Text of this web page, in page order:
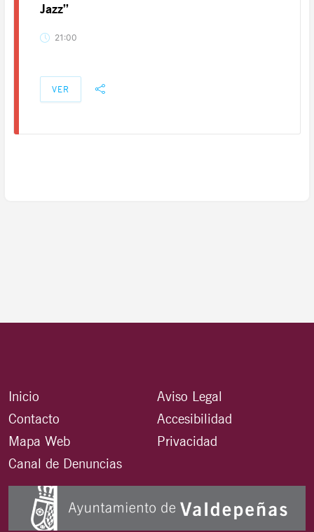
Jazz”
21:00
VER
Inicio
Contacto
Mapa Web
Canal de Denuncias
Aviso Legal
Accesibilidad
Privacidad